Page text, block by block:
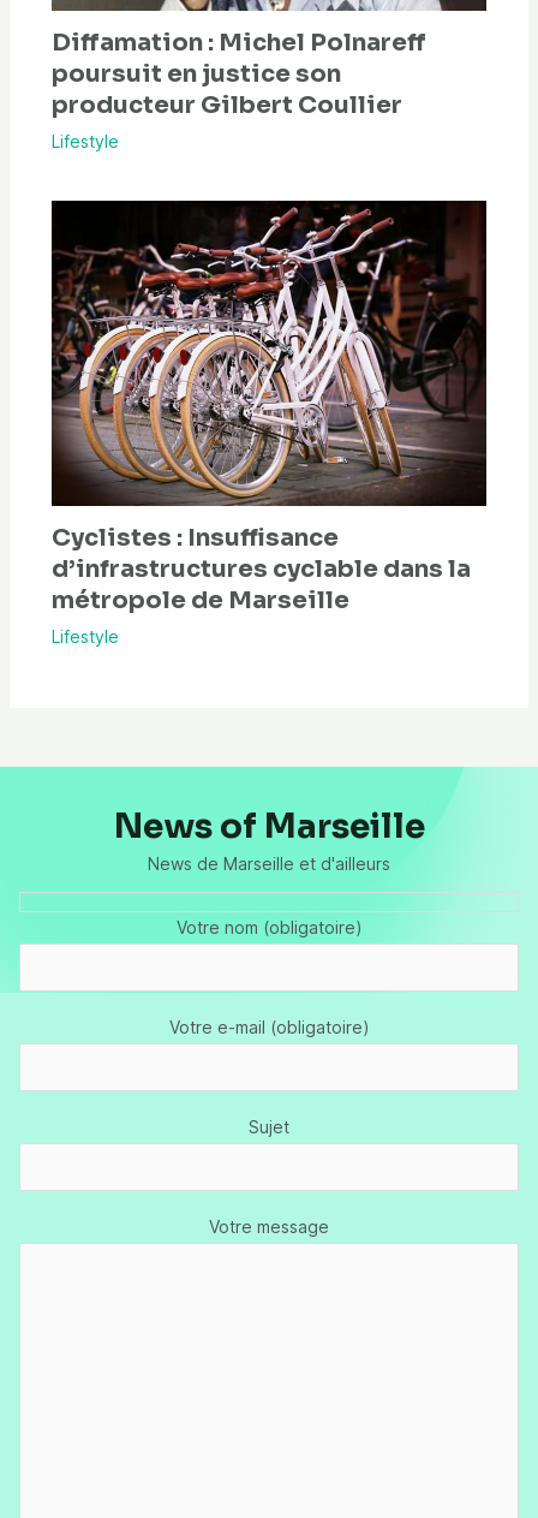
Diffamation : Michel Polnareff
poursuit en justice son
producteur Gilbert Coullier
Lifestyle
Cyclistes : Insuffisance
d’infrastructures cyclable dans la
métropole de Marseille
Lifestyle
News of Marseille
News de Marseille et d'ailleurs
Votre nom (obligatoire)
Votre e-mail (obligatoire)
Sujet
Votre message